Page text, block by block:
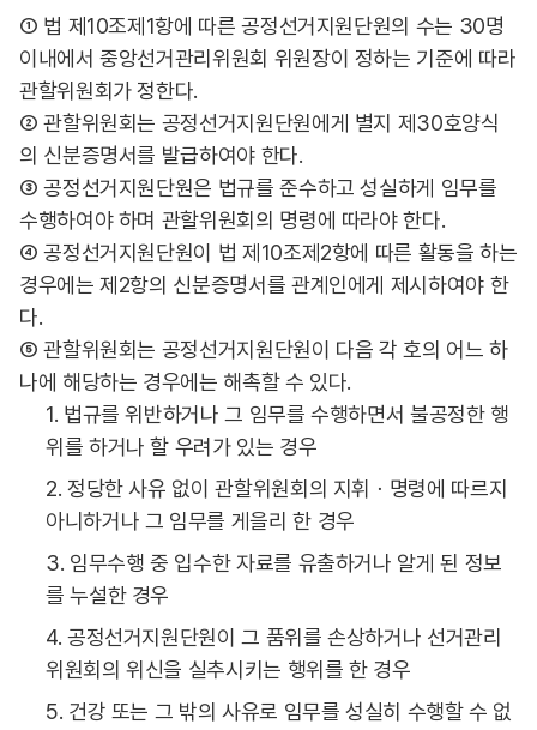
① 법 제10조제1항에 따른 공정선거지원단원의 수는 30명
이내에서 중앙선거관리위원회 위원장이 정하는 기준에 따라
관할위원회가 정한다.
② 관할위원회는 공정선거지원단원에게 별지 제30호양식
의 신분증명서를 발급하여야 한다.
③ 공정선거지원단원은 법규를 준수하고 성실하게 임무를
수행하여야 하며 관할위원회의 명령에 따라야 한다.
④ 공정선거지원단원이 법 제10조제2항에 따른 활동을 하는
경우에는 제2항의 신분증명서를 관계인에게 제시하여야 한
다.
⑤ 관할위원회는 공정선거지원단원이 다음 각 호의 어느 하
나에 해당하는 경우에는 해촉할 수 있다.
1. 법규를 위반하거나 그 임무를 수행하면서 불공정한 행
위를 하거나 할 우려가 있는 경우
2. 정당한 사유 없이 관할위원회의 지휘ㆍ명령에 따르지
아니하거나 그 임무를 게을리 한 경우
3. 임무수행 중 입수한 자료를 유출하거나 알게 된 정보
를 누설한 경우
4. 공정선거지원단원이 그 품위를 손상하거나 선거관리
위원회의 위신을 실추시키는 행위를 한 경우
5. 건강 또는 그 밖의 사유로 임무를 성실히 수행할 수 없